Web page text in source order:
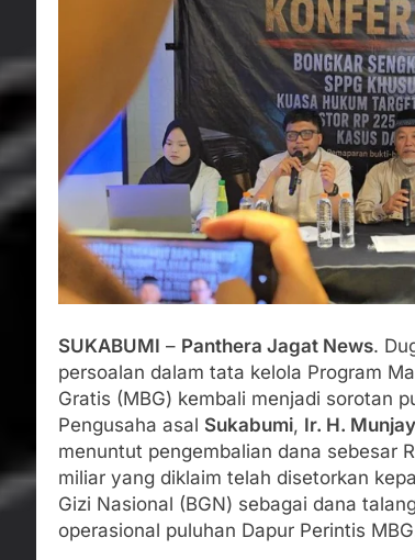
Ketua Umum FSP Maritim Indonesia Bantah Isu
Agustus 3, 2026
Menjalin Harmoni di Tanah Sukaresmi: Kala Mina
Agustus 3, 2026
Korban Tenggelam di Perairan Giligenting
Agustus 3, 2026
Kapolresta Sumenep Sambut Kedatangan Korban
Agustus 3, 2026
SUKABUMI – Panthera Jagat News.
persoalan dalam tata kelola Program
Gratis (MBG) kembali menjadi sorotan
Pengusaha asal Sukabumi, Ir. H.
menuntut pengembalian dana sebesar
miliar yang diklaim telah disetorkan
Gizi Nasional (BGN) sebagai dana
operasional puluhan Dapur Perintis